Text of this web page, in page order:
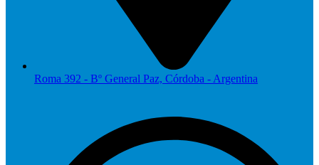
Roma 392 - Bº General Paz, Córdoba - Argentina